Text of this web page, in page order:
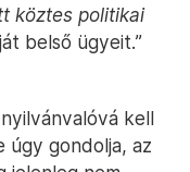
köztes politikai
belső ügyeit.”
kell
úgy gondolja, az